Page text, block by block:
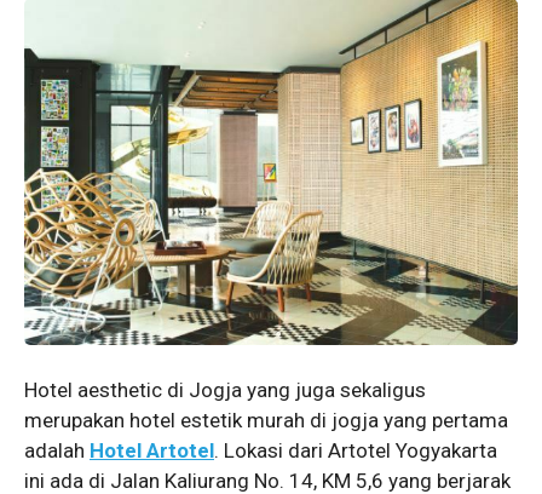
Hotel aesthetic di Jogja yang juga sekaligus
merupakan hotel estetik murah di jogja yang pertama
adalah Hotel Artotel. Lokasi dari Artotel Yogyakarta
ini ada di Jalan Kaliurang No. 14, KM 5,6 yang berjarak